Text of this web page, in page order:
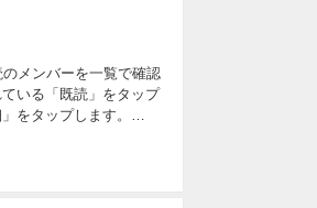
メンバーを一覧で確認
をタップします。